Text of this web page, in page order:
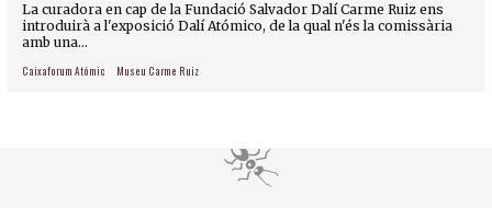
La curadora en cap de la Fundació Salvador Dalí Carme Ruiz ens
introduirà a l'exposició Dalí Atómico, de la qual n'és la comissària
amb una...
Caixaforum Atómic Museu Carme Ruiz